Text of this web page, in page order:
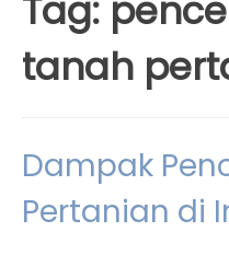
Tag:
tanah
Dampak
Pertanian di